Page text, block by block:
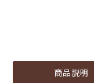
商品説明